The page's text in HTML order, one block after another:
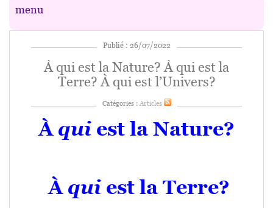
menu
Publié : 26/07/2022
À qui est la Nature? À qui est la
Terre? À qui est l’Univers?
Catégories : Articles
Àqui est la Nature?
Àqui est la Terre?